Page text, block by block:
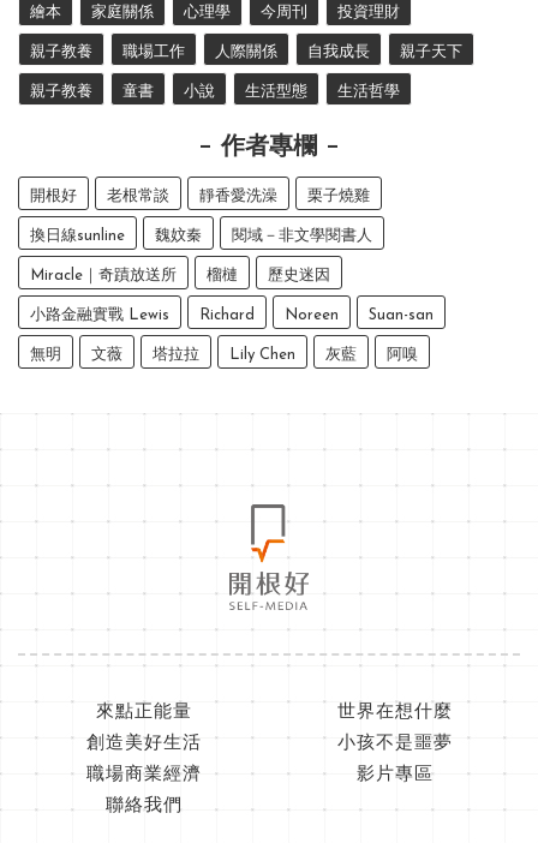
繪本 家庭關係 心理學 今周刊 投資理財
親子教養 職場工作 人際關係 自我成長 親子天下
親子教養 童書 小說 生活型態 生活哲學
作者專欄
開根好 老根常談 靜香愛洗澡 栗子燒雞
換日線sunline 魏妏秦 閱域－非文學閱書人
Miracle｜奇蹟放送所 榴槤 歷史迷因
小路金融實戰 Lewis Richard Noreen Suan-san
無明 文薇 塔拉拉 Lily Chen 灰藍 阿嗅
來點正能量
世界在想什麼
創造美好生活
小孩不是噩夢
職場商業經濟
影片專區
聯絡我們